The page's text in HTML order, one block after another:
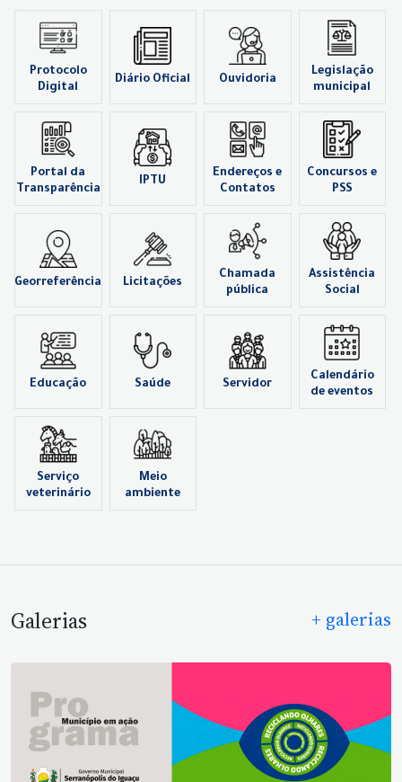
Protocolo
Digital
Diário Oficial Ouvidoria
Legislação
municipal
Portal da
Transparência
IPTU
Endereços e
Contatos
Concursos e
PSS
Georreferência Licitações
Chamada
pública
Assistência
Social
Educação Saúde Servidor
Calendário
de eventos
Serviço
veterinário
Meio
ambiente
Galerias + galerias